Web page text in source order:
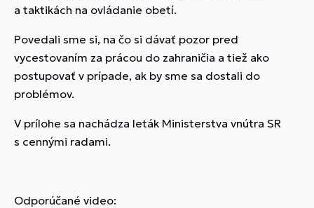
a taktikách na ovládanie obetí.
Povedali sme si, na čo si dávať pozor pred
vycestovaním za prácou do zahraničia a tiež ako
postupovať v prípade, ak by sme sa dostali do
problémov.
V prílohe sa nachádza leták Ministerstva vnútra SR
s cennými radami.
Odporúčané video: